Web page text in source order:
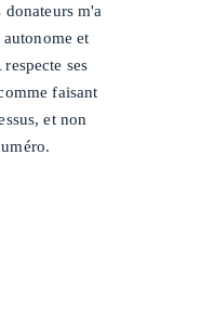
m'a
et
ses
faisant
et non